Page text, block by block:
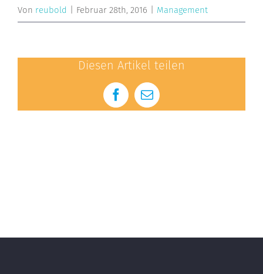
Von reubold Februar 28th, 2016 Management
Diesen Artikel teilen
Facebook
E-
Mail